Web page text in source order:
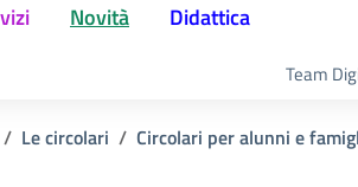
Novità Didattica
Team
Le circolari Circolari per alunni e